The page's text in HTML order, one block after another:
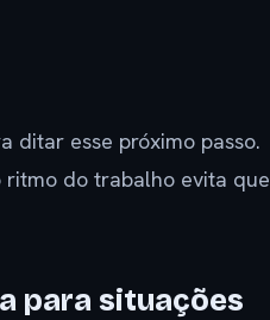
ditar esse próximo passo.
ritmo do trabalho evita que
para situações